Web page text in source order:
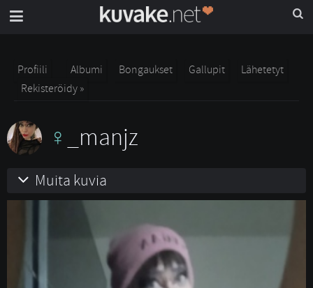
Profiili Albumi Bongaukset Gallupit
Lähetetyt
Rekisteröidy »
_manjz
Muita kuvia